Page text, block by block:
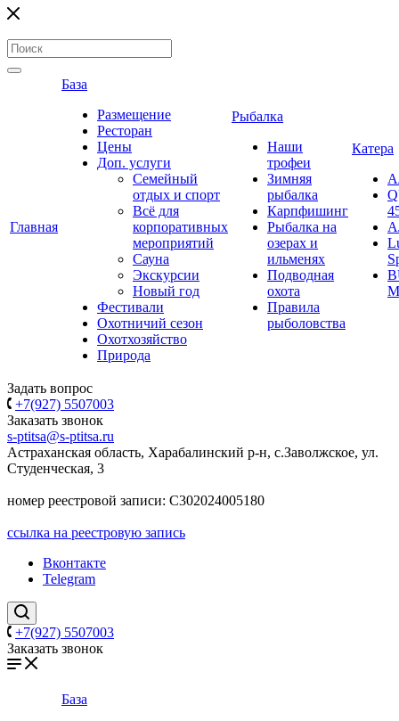
Главная
База
Размещение
Ресторан
Цены
Доп. услуги
Семейный
отдых и спорт
Всё для
корпоративных
мероприятий
Сауна
Экскурсии
Новый год
Фестивали
Охотничий сезон
Охотхозяйство
Природа
Рыбалка
Наши
трофеи
Зимняя
рыбалка
Карпфишинг
Рыбалка на
озерах и
ильменях
Подводная
охота
Правила
рыболовства
Катера
Задать вопрос
+7(927) 5507003
Заказать звонок
s-ptitsa@s-ptitsa.ru
Астраханская область, Харабалинский р-н, с.Заволжское, ул.
Студенческая, 3
номер реестровой записи: С302024005180
ссылка на реестровую запись
Вконтакте
Telegram
+7(927) 5507003
Заказать звонок
База